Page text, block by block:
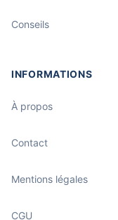
Conseils
INFORMATIONS
À propos
Contact
Mentions légales
CGU